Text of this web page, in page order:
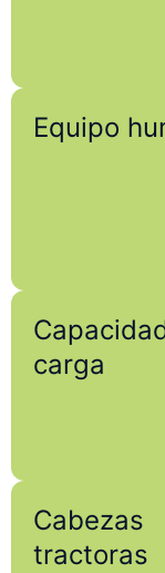
Equipo
carga
Cabezas
tractoras